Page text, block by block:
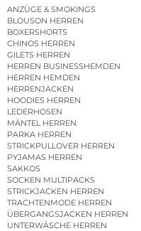
ANZÜGE & SMOKINGS
BLOUSON HERREN
BOXERSHORTS
CHINOS HERREN
GILETS HERREN
HERREN BUSINESSHEMDEN
HERREN HEMDEN
HERRENJACKEN
HOODIES HERREN
LEDERHOSEN
MÄNTEL HERREN
PARKA HERREN
STRICKPULLOVER HERREN
PYJAMAS HERREN
SAKKOS
SOCKEN MULTIPACKS
STRICKJACKEN HERREN
TRACHTENMODE HERREN
ÜBERGANGSJACKEN HERREN
UNTERWÄSCHE HERREN